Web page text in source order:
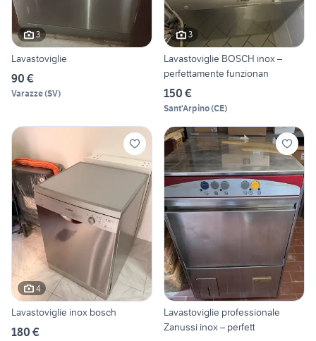
3
Lavastoviglie
90 €
Varazze(SV)
3
Lavastoviglie BOSCH inox –
perfettamente funzionan
150 €
Sant'Arpino(CE)
4
Lavastoviglie inox bosch
180 €
Lavastoviglie professionale
Zanussi inox – perfett